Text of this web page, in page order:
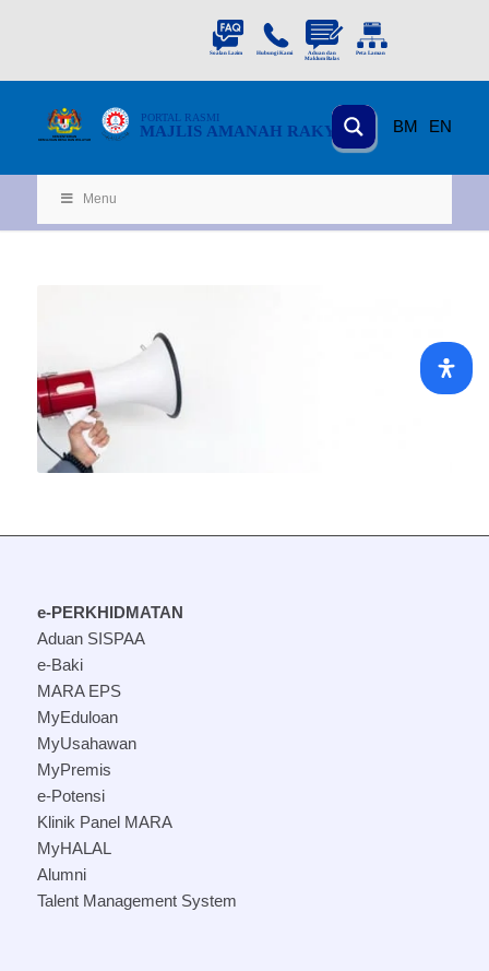
BM EN
MAJLIS AMANAH RAKYAT
PORTAL RASMI
KEMENTERIAN
KEMAJUAN DESA DAN WILA YAH
Menu
e-PERKHIDMATAN
Aduan SISPAA
e-Baki
MARA EPS
MyEduloan
MyUsahawan
MyPremis
e-Potensi
Klinik Panel MARA
MyHALAL
Alumni
Talent Management System